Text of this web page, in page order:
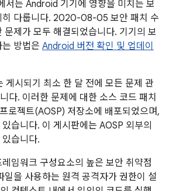
서는 Android 기기에 영향을 미치는 보
히 다룹니다. 2020-08-05 보안 패치 수
문제가 모두 해결되었습니다. 기기의 보
방법은 Android 버전 확인 및 업데이
게시되기 최소 한 달 전에 모든 문제 관
다. 이러한 문제에 대한 소스 코드 패치
로젝트(AOSP) 저장소에 배포되었으며,
습니다. 이 게시판에는 AOSP 외부의
습니다.
임워크 구성요소의 높은 보안 취약점
일을 사용하는 원격 공격자가 권한이 설